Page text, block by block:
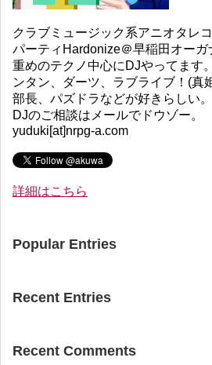
クラブミュージック系アニオタレ
パーティHardonize＠早稲田オーガ
重めのテクノ中心にDJやってます
ンタン、ダーツ、ラブライブ！(真
部長、パズドラなどが好きらしい。
DJのご相談はメールでドウゾー。
yuduki[at]nrpg-a.com
詳細はこちら
Popular Entries
Recent Entries
Recent Comments